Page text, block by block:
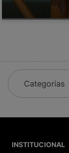
Categorias
INSTITUCIONAL